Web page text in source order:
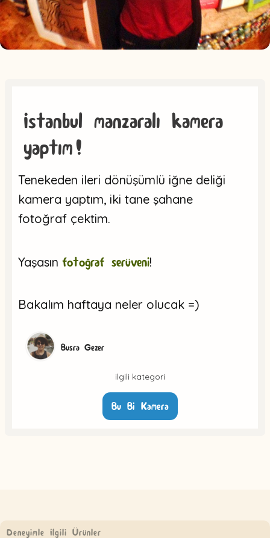
İstanbul manzaralı kamera
yaptım!
Tenekeden ileri dönüşümlü iğne deliği
kamera yaptım, iki tane şahane
fotoğraf çektim.
Yaşasın fotoğraf serüveni!
Bakalım haftaya neler olucak =)
Busra Gezer
ilgili kategori
Bu Bi Kamera
Deneyimle İlgili Ürünler